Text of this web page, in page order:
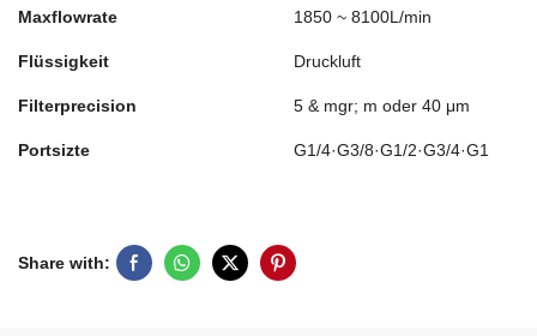
Maxflowrate 1850 ~ 8100L/min
Flüssigkeit Druckluft
Filterprecision 5 & ​​mgr; m oder 40 μm
Portsizte G1/4·G3/8·G1/2·G3/4·G1
Share with: